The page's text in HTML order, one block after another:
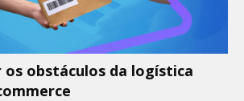
os obstáculos da logística